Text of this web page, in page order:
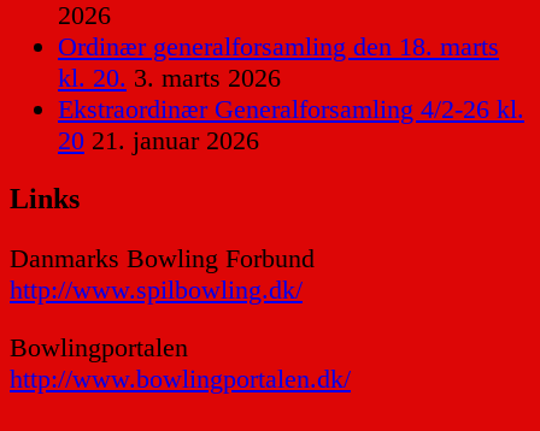
2026
Ordinær generalforsamling den 18. marts
kl. 20. 3. marts 2026
Ekstraordinær Generalforsamling 4/2-26 kl.
20 21. januar 2026
Links
Danmarks Bowling Forbund
http://www.spilbowling.dk/
Bowlingportalen
http://www.bowlingportalen.dk/